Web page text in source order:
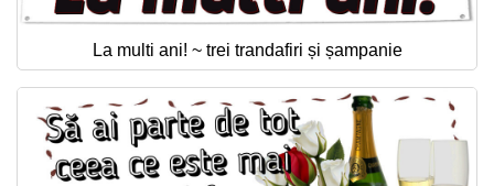
La multi ani! ~ trei trandafiri și șampanie